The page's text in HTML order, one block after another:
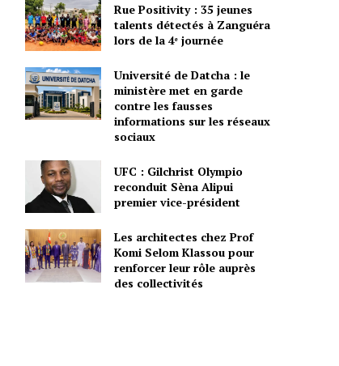
Rue Positivity : 35 jeunes
talents détectés à Zanguéra
lors de la 4ᵉ journée
Université de Datcha : le
ministère met en garde
contre les fausses
informations sur les réseaux
sociaux
UFC : Gilchrist Olympio
reconduit Sèna Alipui
premier vice-président
Les architectes chez Prof
Komi Selom Klassou pour
renforcer leur rôle auprès
des collectivités